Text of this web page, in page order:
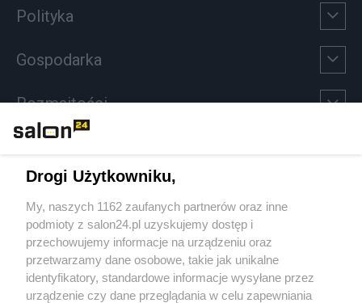
Polityka
Gospodarka
Rozmaitości
Sport
Społeczeństwo
Kultura
Drogi Użytkowniku,
My, naszych 1162 zaufanych partnerów oraz inne
podmioty z salon24.pl uzyskujemy dostęp i
przechowujemy informacje na urządzeniu oraz
przetwarzamy dane osobowe, takie jak unikalne
identyfikatory, standardowe informacje wysyłane przez
urządzenie czy dane przeglądania w celu zapewniania